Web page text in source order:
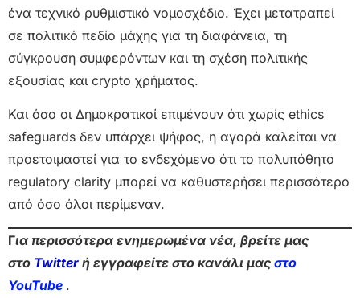
ένα τεχνικό ρυθμιστικό νομοσχέδιο. Έχει μετατραπεί
σε πολιτικό πεδίο μάχης για τη διαφάνεια, τη
σύγκρουση συμφερόντων και τη σχέση πολιτικής
εξουσίας και crypto χρήματος.
Και όσο οι Δημοκρατικοί επιμένουν ότι χωρίς ethics
safeguards δεν υπάρχει ψήφος, η αγορά καλείται να
προετοιμαστεί για το ενδεχόμενο ότι το πολυπόθητο
regulatory clarity μπορεί να καθυστερήσει περισσότερο
από όσο όλοι περίμεναν.
Για περισσότερα ενημερωμένα νέα, βρείτε μας
στο Twitter ή εγγραφείτε στο κανάλι μας στο
YouTube .